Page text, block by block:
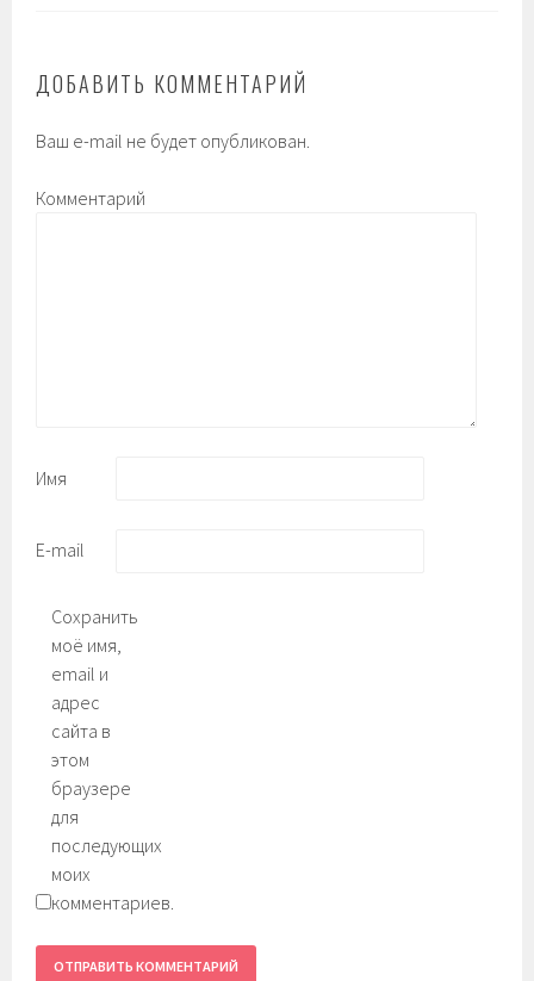
ДОБАВИТЬ КОММЕНТАРИЙ
Ваш e-mail не будет опубликован.
Комментарий
Имя
E-mail
Сохранить
моё имя,
email и
адрес
сайта в
этом
браузере
для
последующих
моих
комментариев.